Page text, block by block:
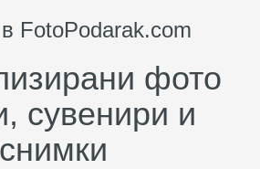
FotoPodarak.com
фото
сувенири и